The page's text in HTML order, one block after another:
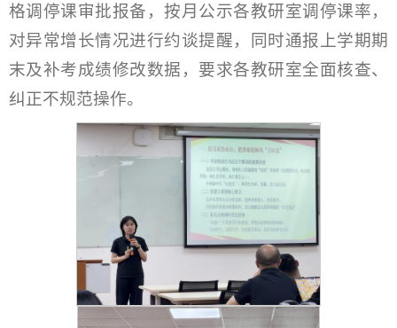
格调停课审批报备，按月公示各教研室调停课率，
对异常增长情况进行约谈提醒，同时通报上学期期
末及补考成绩修改数据，要求各教研室全面核查、
纠正不规范操作。